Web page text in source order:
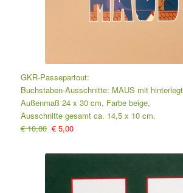
GKR-Passepartout:
Buchstaben-Ausschnitte: MAUS mit
Außenmaß 24 x 30 cm, Farbe beige,
Ausschnitte gesamt ca. 14,5 x 10 cm.
€ 10,00 € 5,00